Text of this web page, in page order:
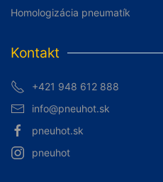
Homologizácia pneumatík
Kontakt
+421 948 612 888
info@pneuhot.sk
pneuhot.sk
pneuhot